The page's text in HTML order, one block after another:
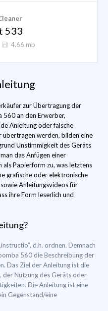
533
4.66 mb
zur Übertragung der
560 an den Erwerber,
Anleitung oder falsche
werden, bilden eine
Unstimmigkeit des Geräts
das Anfügen einer
als Papierform zu, was letztens
grafische oder elektronische
Anleitungsvideos für
ihre Form leserlich und
d.h. ordnen. Demnach
560 die Beschreibung der
Das Ziel der Anleitung ist die
der Nutzung des Geräts oder
Die Anleitung ist eine
Gegenstand/eine